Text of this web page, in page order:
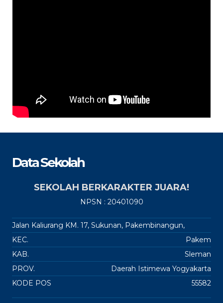
Data Sekolah
SEKOLAH BERKARAKTER JUARA!
NPSN : 20401090
Jalan Kaliurang KM. 17, Sukunan, Pakembinangun,
KEC.
Pakem
KAB.
Sleman
PROV.
Daerah Istimewa Yogyakarta
KODE POS
55582